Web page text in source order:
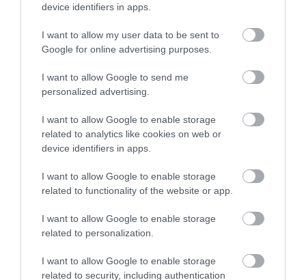
device identifiers in apps.
I want to allow my user data to be sent to
Google for online advertising purposes.
I want to allow Google to send me
personalized advertising.
I want to allow Google to enable storage
related to analytics like cookies on web or
device identifiers in apps.
I want to allow Google to enable storage
related to functionality of the website or app.
I want to allow Google to enable storage
related to personalization.
I want to allow Google to enable storage
related to security, including authentication
Grand Timepiece (@grand_timepiece) által megosztott
Az Omega Seamaster Coaxial az egyik legjobb
időmérő, ami valaha létezett. A szerkezet lenyűgöző
high-tech óraművel és 60 órás járástartalékkal
óraműben egyfajta „csuklós mozgást” kínál, ami a